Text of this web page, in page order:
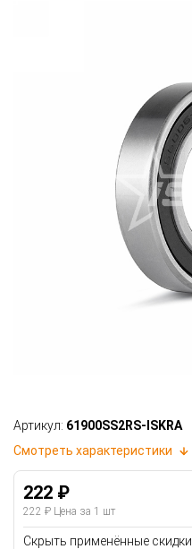
Артикул: 61900SS2RS-ISKRA
Смотреть характеристики
222 ₽
222 ₽ Цена за 1 шт
Скрыть применённые скидки